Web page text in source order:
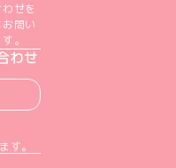
せを
問い
。
わせ
す。